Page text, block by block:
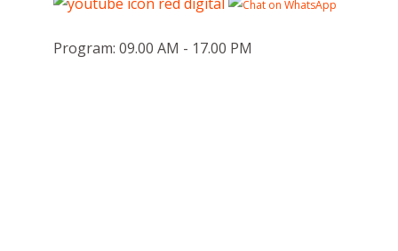
Program: 09.00 AM - 17.00 PM